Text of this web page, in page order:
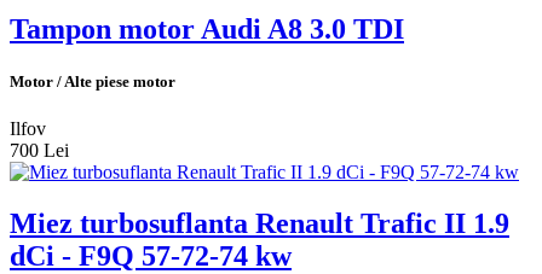
Tampon motor Audi A8 3.0 TDI
Motor / Alte piese motor
Ilfov
700 Lei
Miez turbosuflanta Renault Trafic II 1.9
dCi - F9Q 57-72-74 kw